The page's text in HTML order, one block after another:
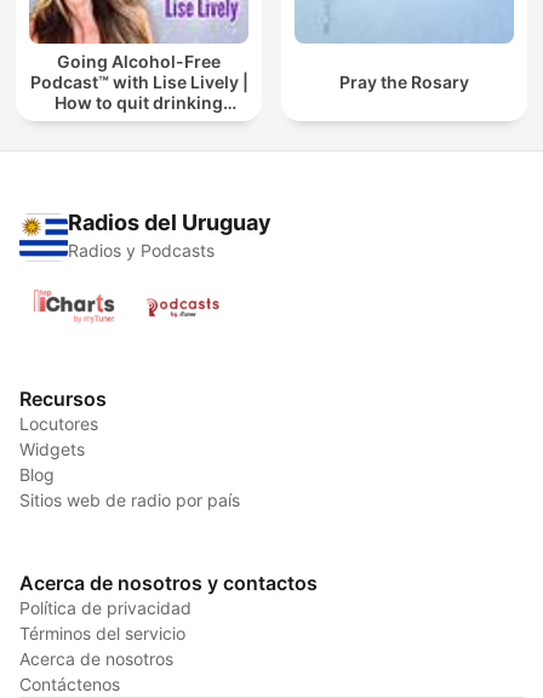
Going Alcohol-Free
Podcast™ with Lise Lively |
How to quit drinking
alcohol
Pray the Rosary
Radios del Uruguay
Radios y Podcasts
Recursos
Locutores
Widgets
Blog
Sitios web de radio por país
Acerca de nosotros y contactos
Política de privacidad
Términos del servicio
Acerca de nosotros
Contáctenos